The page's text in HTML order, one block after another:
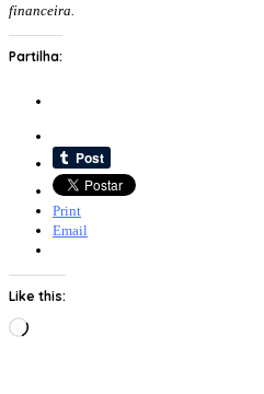
financeira.
Partilha:
Print
Email
Like this:
Loading…